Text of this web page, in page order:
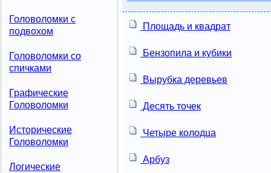
Головоломки с
подвохом
Головоломки со
спичками
Графические
Головоломки
Исторические
Головоломки
Логические
Площадь и квадрат
Бензопила и кубики
Вырубка деревьев
Десять точек
Четыре колодца
Арбуз